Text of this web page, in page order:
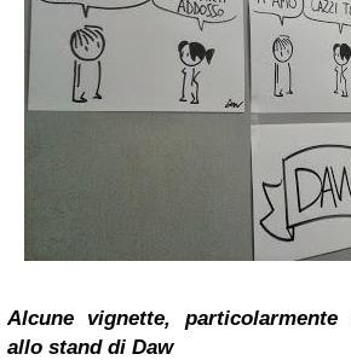
Alcune vignette, particolarmente
allo stand di Daw